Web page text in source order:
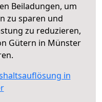
Beiladungen, um
zu sparen und
zu reduzieren,
Gütern in Münster
in